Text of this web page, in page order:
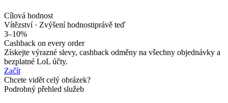
Cílová hodnost
Vítězství · Zvýšení hodnostiprávě teď
3–10%
Cashback on every order
Získejte výrazné slevy, cashback odměny na všechny objednávky a
bezplatné LoL účty.
Začít
Chcete vidět celý obrázek?
Podrobný přehled služeb